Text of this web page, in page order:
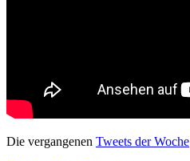
Die vergangenen Tweets der Woche